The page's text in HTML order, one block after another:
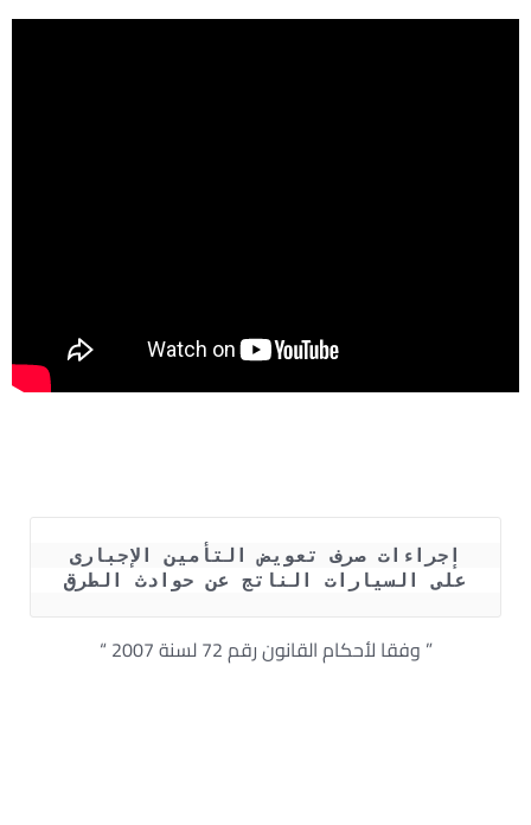
على السيارات الناتج عن حوادث الطرق
” وفقا لأحكام القانون رقم 72 لسنة 2007 “